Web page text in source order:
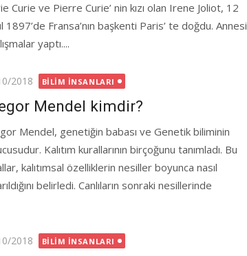
Curie ve Pierre Curie’ nin kızı olan Irene Joliot, 12
1897’de Fransa’nın başkenti Paris’ te doğdu. Annesi
yaptı....
2018 BILIM İNSANLARI
Mendel kimdir?
Mendel, genetiğin babası ve Genetik biliminin
Kalıtım kurallarının birçoğunu tanımladı. Bu
kalıtımsal özelliklerin nesiller boyunca nasıl
belirledi. Canlıların sonraki nesillerinde
2018 BILIM İNSANLARI